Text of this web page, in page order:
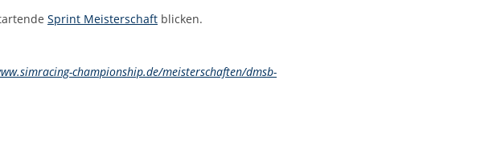
Sprint Meisterschaft blicken.
championship.de/meisterschaften/dmsb-